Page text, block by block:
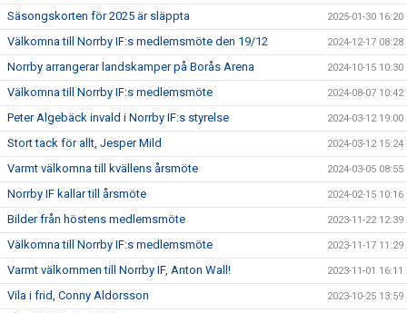
Säsongskorten för 2025 är släppta 2025-01-30 16:20
Välkomna till Norrby IF:s medlemsmöte den 19/12 2024-12-17 08:28
Norrby arrangerar landskamper på Borås Arena 2024-10-15 10:30
Välkomna till Norrby IF:s medlemsmöte 2024-08-07 10:42
Peter Algebäck invald i Norrby IF:s styrelse 2024-03-12 19:00
Stort tack för allt, Jesper Mild 2024-03-12 15:24
Varmt välkomna till kvällens årsmöte 2024-03-05 08:55
Norrby IF kallar till årsmöte 2024-02-15 10:16
Bilder från höstens medlemsmöte 2023-11-22 12:39
Välkomna till Norrby IF:s medlemsmöte 2023-11-17 11:29
Varmt välkommen till Norrby IF, Anton Wall! 2023-11-01 16:11
Vila i frid, Conny Aldorsson 2023-10-25 13:59